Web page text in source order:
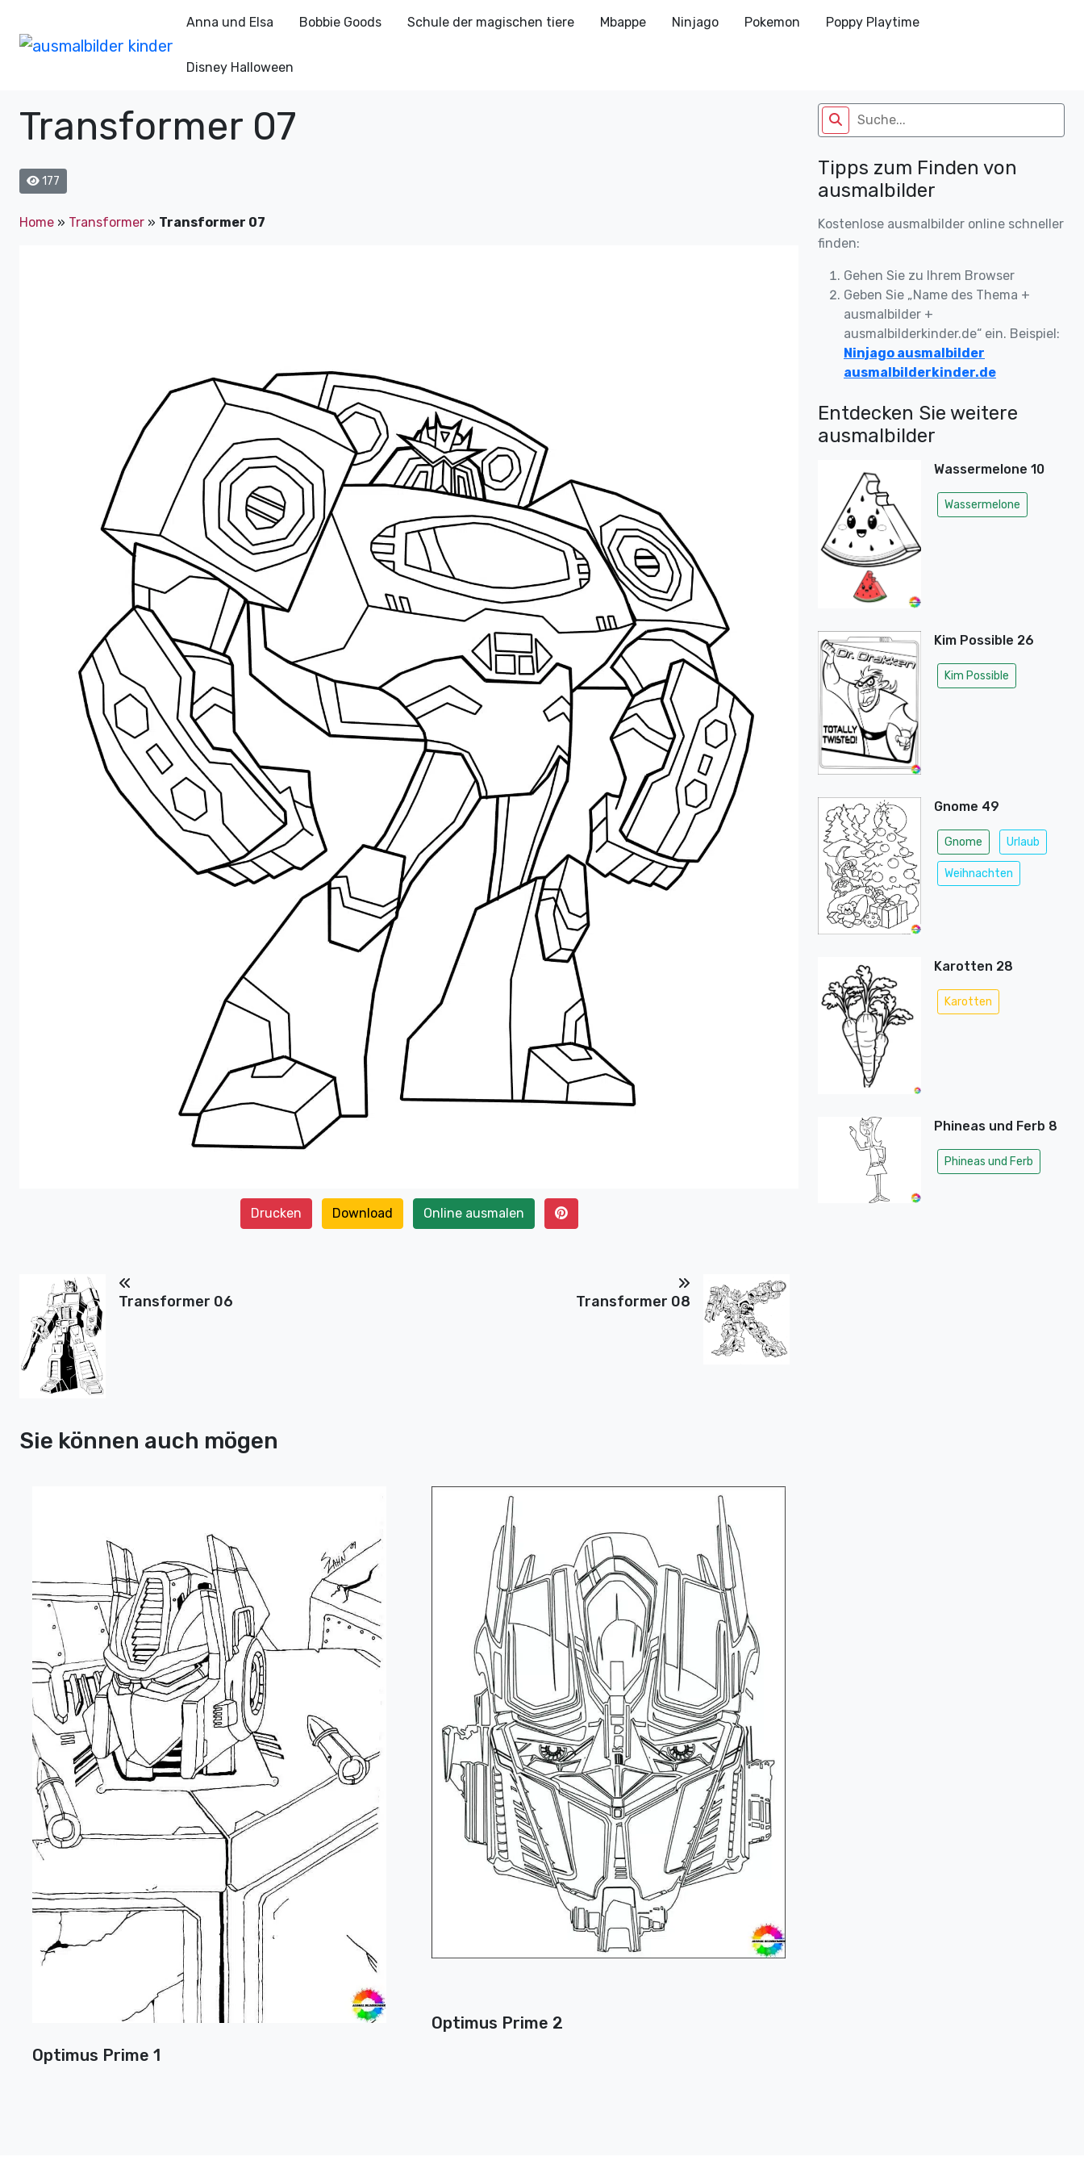
Anna und Elsa Bobbie Goods Schule der magischen tiere Mbappe Ninjago Pokemon Poppy Playtime
Disney Halloween
Transformer 07
177
Home » Transformer » Transformer 07
Drucken Download Online ausmalen
Transformer 06 Transformer 08
Sie können auch mögen
Optimus Prime 1
Optimus Prime 2
Tipps zum Finden von
ausmalbilder
Kostenlose ausmalbilder online schneller
finden:
Gehen Sie zu Ihrem Browser
Geben Sie „Name des Thema +
ausmalbilder +
ausmalbilderkinder.de“ ein. Beispiel:
Ninjago ausmalbilder
ausmalbilderkinder.de
Entdecken Sie weitere
ausmalbilder
Wassermelone 10
Wassermelone
Kim Possible 26
Kim Possible
Gnome 49
Gnome Urlaub
Weihnachten
Karotten 28
Karotten
Phineas und Ferb 8
Phineas und Ferb